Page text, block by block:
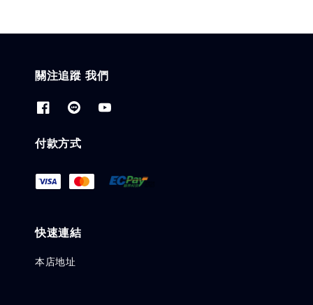
關注追蹤 我們
付款方式
快速連結
本店地址